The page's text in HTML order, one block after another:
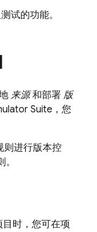
试的功能。
来源和部署 版
Suite ，您
则进行版本控
时，您可在项